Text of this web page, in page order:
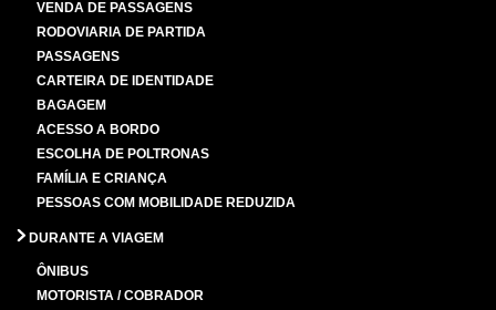
VENDA DE PASSAGENS
RODOVIARIA DE PARTIDA
PASSAGENS
CARTEIRA DE IDENTIDADE
BAGAGEM
ACESSO A BORDO
ESCOLHA DE POLTRONAS
FAMÍLIA E CRIANÇA
PESSOAS COM MOBILIDADE REDUZIDA
DURANTE A VIAGEM
ÔNIBUS
MOTORISTA / COBRADOR